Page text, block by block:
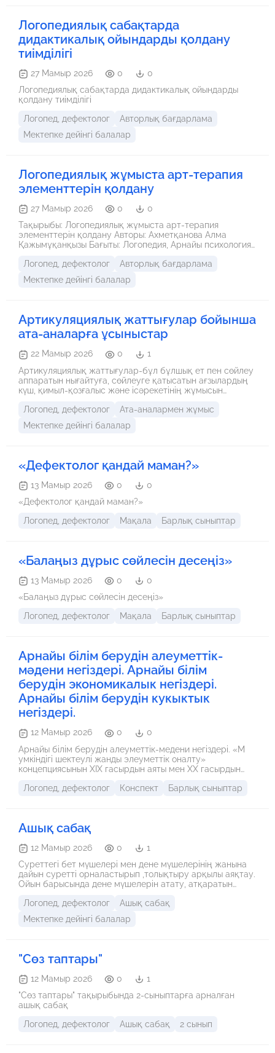
Логопедиялық сабақтарда
дидактикалық ойындарды қолдану
тиімділігі
27 Мамыр 2026 0
0
Логопедиялық сабақтарда дидактикалық ойындарды
қолдану тиімділігі
Логопед, дефектолог
Авторлық бағдарлама
Мектепке дейінгі балалар
Логопедиялық жұмыста арт-терапия
элементтерін қолдану
27 Мамыр 2026 0
0
Тақырыбы: Логопедиялық жұмыста арт-терапия
элементтерін қолдану Авторы: Ахметқанова Алма
Қажымұқанқызы Бағыты: Логопедия, Арнайы психология
балалардың эмоционалдық күйін реттеу және сөйлеу
белсенділігін арттыру мақсатында дайындалған.
Қолданылатын әдістер: 1. Изотерапия (Сурет салу
бейнелерді салады. Бұл есте сақтау қабілетін
жақсартады. 2. Құм терапиясы. Құммен жұмыс істеу
баланың саусақ ұштарындағы жүйке нүктелерін оятып,
мидың сөйлеу орталығына серпін береді. 3. Ертегі
терапиясы. Бала ертегі кейіпкерлерінің рөліне ену
арқылы өз ойын еркін жеткізуге, байланыстырып
сөйлеуге дағдыланады. Күтілетін нәтиже: Баланың
сөйлеуге деген қызығушылығы артады, сөздік қоры
байиды және дыбыстарды дұрыс айту процесі
Логопед, дефектолог
Авторлық бағдарлама
Мектепке дейінгі балалар
Артикуляциялық жаттығулар бойынша
ата-аналарға ұсыныстар
22 Мамыр 2026 0
1
Артикуляциялық жаттығулар-бұл бұлшық ет пен сөйлеу
аппаратын нығайтуға, сөйлеуге қатысатын ағзылардың
күш, қимыл-қозғалыс және ісәрекетінің жұмысын
Логопед, дефектолог
Ата-аналармен жұмыс
Мектепке дейінгі балалар
«Дефектолог қандай маман?»
13 Мамыр 2026 0
0
«Дефектолог қандай маман?»
Логопед, дефектолог
Мақала Барлық сыныптар
«Балаңыз дұрыс сөйлесін десеңіз»
13 Мамыр 2026 0
0
«Балаңыз дұрыс сөйлесін десеңіз»
Логопед, дефектолог
Мақала Барлық сыныптар
Арнайы білім берудін алеуметтік-
мәдени негіздері. Арнайы білім
берудін экономикалык негіздері.
Арнайы білім берудін кукыктык
негіздері.
12 Мамыр 2026 0
0
Арнайы білім берудін алеуметтік-медени негіздері. «М
умкіндігі шектеулі жанды элеуметтік оналту»
концепциясынын XIX гасырдын аяты мен ХХ гасырдын
Риккерт) Концепция негізгі идесы. Білім беруде мугедек
гана карастыруы.
Логопед, дефектолог Конспект Барлық сыныптар
Ашық сабақ
12 Мамыр 2026 0
1
Суреттегі бет мүшелері мен дене мүшелерінің жанына
дайын суретті орналастырып ,толықтыру арқылы аяқтау.
Ойын барысында дене мүшелерін атату, атқаратын
сабақта не үйрендік? Үйге бүгінгі тапсырманы қайталып
келу.
Логопед, дефектолог
Ашық сабақ
Мектепке дейінгі балалар
"Сөз таптары"
12 Мамыр 2026 0
1
"Сөз таптары" тақырыбында 2-сыныптарға арналған
ашық сабақ
Логопед, дефектолог
Ашық сабақ 2 сынып